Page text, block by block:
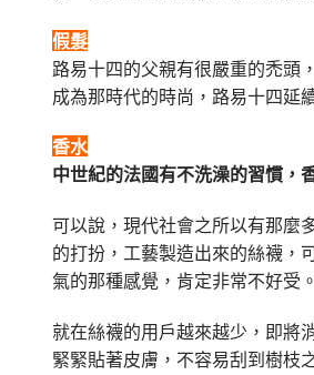
假髮
路易十四的父親有很嚴重的禿頭
成為那時代的時尚，路易十四延
香水
中世紀的法國有不洗澡的習慣，
可以說，現代社會之所以有那麼
的打扮，工藝製造出來的絲襪，
氣的那種感覺，肯定非常不好受。
就在絲襪的用戶越來越少，即將
緊緊貼著皮膚，不容易刮到樹枝